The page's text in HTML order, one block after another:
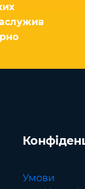
Умови